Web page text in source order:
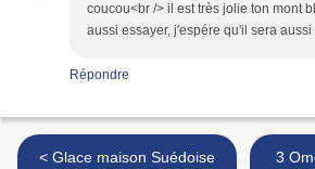
coucou<br /> il est très jolie ton mont
aussi essayer, j'espére qu'il sera aussi
Répondre
< Glace maison Suédoise
3